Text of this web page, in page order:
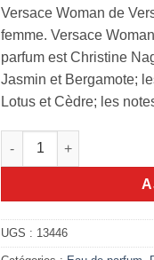
Versace Woman de
femme. Versace
parfum est Christine
Jasmin et Bergamote;
Lotus et Cèdre; les
quantité de Versace
UGS : 13446